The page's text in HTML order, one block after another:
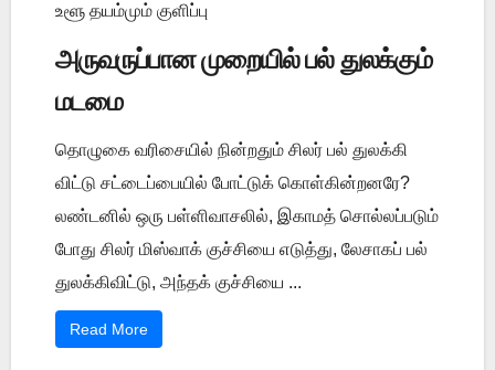
உளூ தயம்மும் குளிப்பு
அருவருப்பான முறையில் பல் துலக்கும்
மடமை
தொழுகை வரிசையில் நின்றதும் சிலர் பல் துலக்கி
விட்டு சட்டைப்பையில் போட்டுக் கொள்கின்றனரே?
லண்டனில் ஒரு பள்ளிவாசலில், இகாமத் சொல்லப்படும்
போது சிலர் மிஸ்வாக் குச்சியை எடுத்து, லேசாகப் பல்
துலக்கிவிட்டு, அந்தக் குச்சியை ...
Read More